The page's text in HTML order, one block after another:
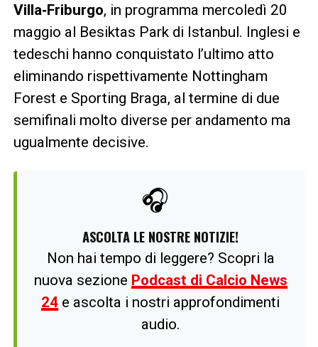
Villa‑Friburgo, in programma mercoledì 20
maggio al Besiktas Park di Istanbul. Inglesi e
tedeschi hanno conquistato l’ultimo atto
eliminando rispettivamente Nottingham
Forest e Sporting Braga, al termine di due
semifinali molto diverse per andamento ma
ugualmente decisive.
🎧
ASCOLTA LE NOSTRE NOTIZIE!
Non hai tempo di leggere? Scopri la
nuova sezione Podcast di Calcio News
24 e ascolta i nostri approfondimenti
audio.